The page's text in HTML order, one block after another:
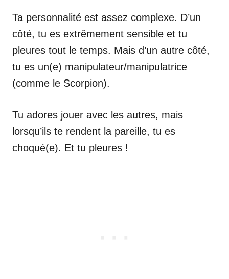
Ta personnalité est assez complexe. D’un
côté, tu es extrêmement sensible et tu
pleures tout le temps. Mais d’un autre côté,
tu es un(e) manipulateur/manipulatrice
(comme le Scorpion).
Tu adores jouer avec les autres, mais
lorsqu’ils te rendent la pareille, tu es
choqué(e). Et tu pleures !